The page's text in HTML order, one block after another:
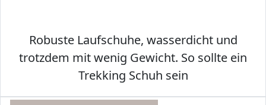
Robuste Laufschuhe, wasserdicht und
trotzdem mit wenig Gewicht. So sollte ein
Trekking Schuh sein